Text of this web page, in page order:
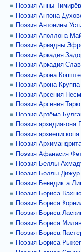
Поэзия Анны
Поэзия Антона
Поэзия Антонины
Поэзия Аполлона
Поэзия Ариадны
Поэзия Аркадия
Поэзия Аркадия
Поэзия Арона
Поэзия Арона Круппа
Поэзия Арсения
Поэзия Арсения
Поэзия Артёма
Поэзия архидиакона
Поэзия
Поэзия
Поэзия Афанасия
Поэзия Беллы
Поэзия Беллы Дижур
Поэзия Бенедикта
Поэзия Бориса
Поэзия Бориса
Поэзия Бориса
Поэзия Бориса
Поэзия Бориса
Поэзия Бориса